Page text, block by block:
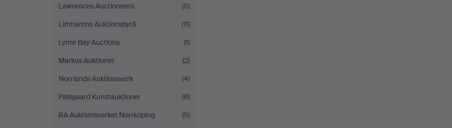
Lawrences Auctioneers
(5)
Limhamns Auktionsbyrå
(11)
Lyme Bay Auctions
(1)
Markus Auktioner
(2)
Norrlands Auktionsverk
(4)
Palsgaard Kunstauktioner
(8)
RA Auktionsverket Norrköping
(5)